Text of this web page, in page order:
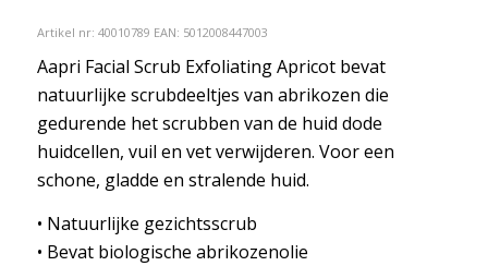
Artikel nr: 40010789 EAN: 5012008447003
Aapri Facial Scrub Exfoliating Apricot bevat
natuurlijke scrubdeeltjes van abrikozen die
gedurende het scrubben van de huid dode
huidcellen, vuil en vet verwijderen. Voor een
schone, gladde en stralende huid.
• Natuurlijke gezichtsscrub
• Bevat biologische abrikozenolie